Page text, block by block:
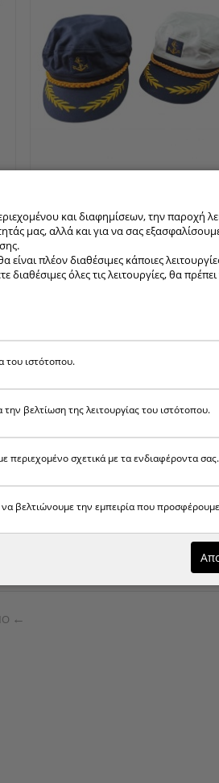
]
ΠΆΝΙΝΟκαι διαφημίσεων, την παροχή
μας, αλλά και για να σας
πλέον διαθέσιμες κάποιες
όλες τις λειτουργίες, θα
του ιστότοπου.
βελτίωση της λειτουργίας του ιστότοπου.
σχετικά με τα ενδιαφέροντα σας.
βελτιώνουμε την εμπειρία που